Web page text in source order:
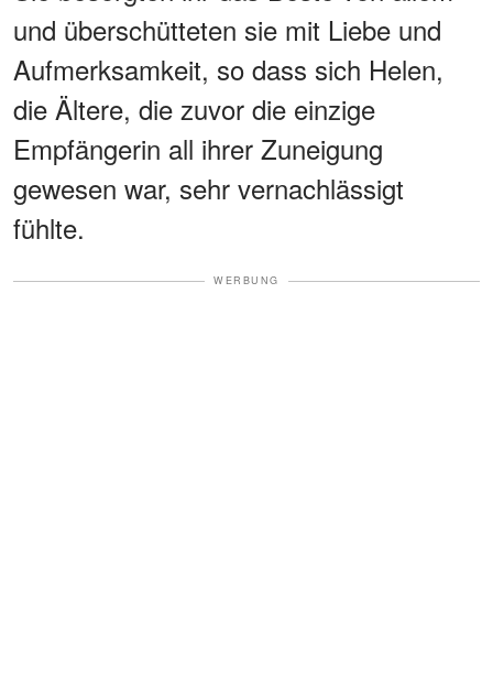
und überschütteten sie mit Liebe und
Aufmerksamkeit, so dass sich Helen,
die Ältere, die zuvor die einzige
Empfängerin all ihrer Zuneigung
gewesen war, sehr vernachlässigt
fühlte.
WERBUNG